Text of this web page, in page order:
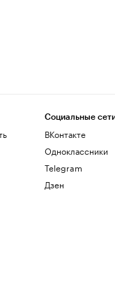
Социальные
ВКонтакте
Одноклассники
Telegram
Дзен